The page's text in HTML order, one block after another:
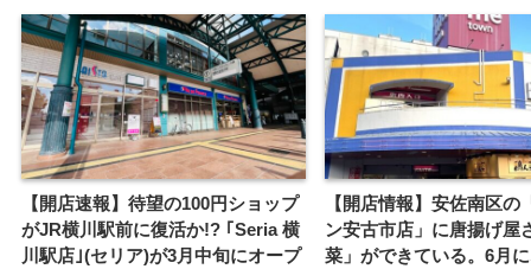
【開店速報】待望の100円ショップ
がJR横川駅前に復活か!? ｢Seria 横
川駅店｣(セリア)が3月中旬にオープ
【開店情報】安佐南区の
ン安古市店」に唐揚げ屋
菜」ができている。6月